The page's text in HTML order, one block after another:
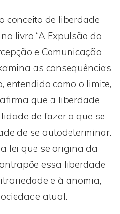
conceito de liberdade
livro “A Expulsão do
e Comunicação
as consequências
entendido como o limite,
que a liberdade
de fazer o que se
de se autodeterminar,
lei que se origina da
essa liberdade
e à anomia,
atual.